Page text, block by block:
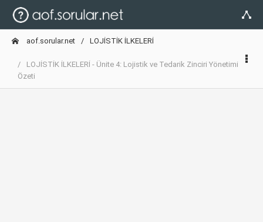
aof.sorular.net LOJİSTİK İLKELERİ
LOJİSTİK İLKELERİ - Ünite 4: Lojistik ve Tedarik Zinciri Yönetimi
Özeti